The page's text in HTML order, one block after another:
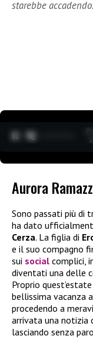
starebbe accadendo.
Aurora
Sono passati più di
ha dato
Cerza. La figlia di
e il suo compagno
sui social complici,
diventati una delle
Proprio quest’estate
bellissima vacanza
procedendo a
arrivata una notizia
lasciando senza